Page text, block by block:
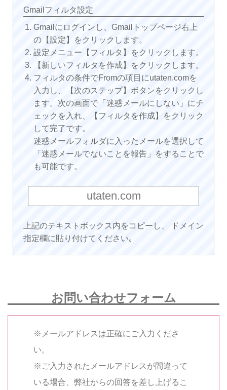
Gmailフィルタ設定
Gmailにログインし、Gmailトップページ右上
の【設定】をクリックします。
設定メニュー【フィルタ】をクリックします。
【新しいフィルタを作成】をクリックします。
フィルタの条件でFromの項目にutaten.comを
入力し、【次のステップ】ボタンをクリックし
ます。次の画面で「迷惑メールにしない」にチ
ェックを入れ、【フィルタを作成】をクリック
して完了です。
迷惑メールフォルダに入ったメールを選択して
「迷惑メールでないことを報告」をすることで
も可能です。
上記のテキストボックス内をコピーし、 ドメイン
指定欄に貼り付けてください｡
お問い合わせフォーム
※メールアドレスは正確にご入力くださ
い。
※ご入力されたメールアドレスが間違って
いる場合、弊社からの回答を差し上げるこ